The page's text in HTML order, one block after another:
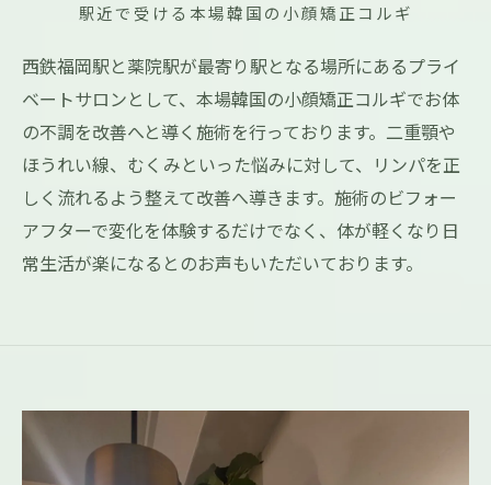
駅近で受ける本場韓国の小顔矯正コルギ
西鉄福岡駅と薬院駅が最寄り駅となる場所にあるプライ
ベートサロンとして、本場韓国の小顔矯正コルギでお体
の不調を改善へと導く施術を行っております。二重顎や
ほうれい線、むくみといった悩みに対して、リンパを正
しく流れるよう整えて改善へ導きます。施術のビフォー
アフターで変化を体験するだけでなく、体が軽くなり日
常生活が楽になるとのお声もいただいております。